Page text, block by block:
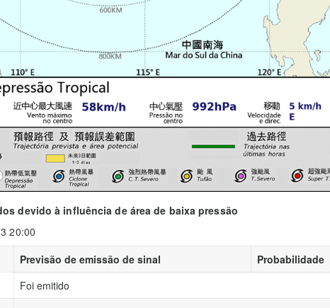
devido à influência de área de baixa pressão
20:00
Previsão de emissão de sinal
Probabilidade
Foi emitido